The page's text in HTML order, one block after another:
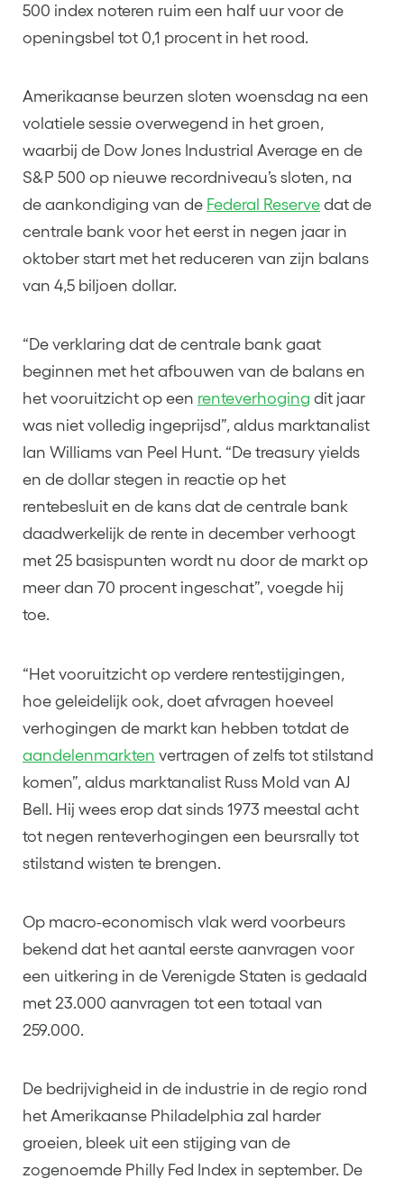
500 index noteren ruim een half uur voor de
openingsbel tot 0,1 procent in het rood.
Amerikaanse beurzen sloten woensdag na een
volatiele sessie overwegend in het groen,
waarbij de Dow Jones Industrial Average en de
S&P 500 op nieuwe recordniveau’s sloten, na
de aankondiging van de Federal Reserve dat de
centrale bank voor het eerst in negen jaar in
oktober start met het reduceren van zijn balans
van 4,5 biljoen dollar.
“De verklaring dat de centrale bank gaat
beginnen met het afbouwen van de balans en
het vooruitzicht op een renteverhoging dit jaar
was niet volledig ingeprijsd”, aldus marktanalist
Ian Williams van Peel Hunt. “De treasury yields
en de dollar stegen in reactie op het
rentebesluit en de kans dat de centrale bank
daadwerkelijk de rente in december verhoogt
met 25 basispunten wordt nu door de markt op
meer dan 70 procent ingeschat”, voegde hij
toe.
“Het vooruitzicht op verdere rentestijgingen,
hoe geleidelijk ook, doet afvragen hoeveel
verhogingen de markt kan hebben totdat de
aandelenmarkten vertragen of zelfs tot stilstand
komen”, aldus marktanalist Russ Mold van AJ
Bell. Hij wees erop dat sinds 1973 meestal acht
tot negen renteverhogingen een beursrally tot
stilstand wisten te brengen.
Op macro-economisch vlak werd voorbeurs
bekend dat het aantal eerste aanvragen voor
een uitkering in de Verenigde Staten is gedaald
met 23.000 aanvragen tot een totaal van
259.000.
De bedrijvigheid in de industrie in de regio rond
het Amerikaanse Philadelphia zal harder
groeien, bleek uit een stijging van de
zogenoemde Philly Fed Index in september. De